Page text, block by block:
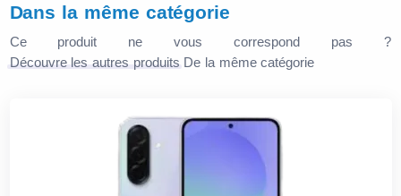
Dans la même catégorie
Ce produit ne vous correspond pas ?
Découvre les autres produits De la même catégorie